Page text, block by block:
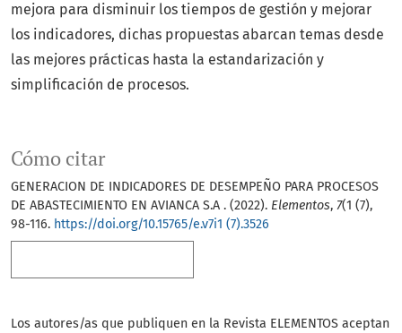
Cómo citar
GENERACION DE INDICADORES DE DESEMPEÑO PARA PROCESOS
DE ABASTECIMIENTO EN AVIANCA S.A . (2022). Elementos, 7(1 (7),
98-116. https://doi.org/10.15765/e.v7i1 (7).3526
mejora para disminuir los tiempos de gestión y mejorar
los indicadores, dichas propuestas abarcan temas desde
las mejores prácticas hasta la estandarización y
simplificación de procesos.
Los autores/as que publiquen en la Revista ELEMENTOS aceptan